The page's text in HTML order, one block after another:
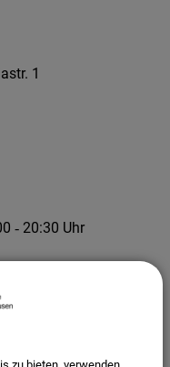
‐ 20:30 Uhr
1